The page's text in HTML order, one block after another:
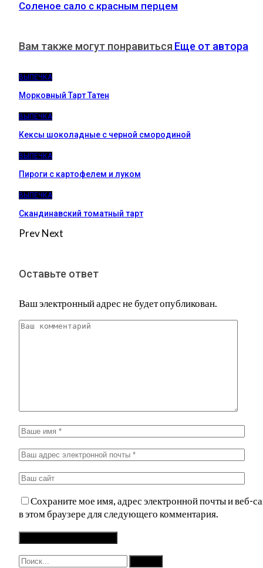
Соленое сало с красным перцем
Вам также могут понравиться Еще от автора
ВЫПЕЧКА
Морковный Тарт Татен
ВЫПЕЧКА
Кексы шоколадные с черной смородиной
ВЫПЕЧКА
Пироги c картофелем и луком
ВЫПЕЧКА
Скандинавский томатный тарт
PrevNext
Оставьте ответ
Ваш электронный адрес не будет опубликован.
Сохраните мое имя, адрес электронной почты и веб-
в этом браузере для следующего комментария.